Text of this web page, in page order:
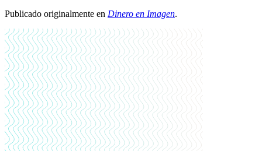
Publicado originalmente en Dinero en Imagen.